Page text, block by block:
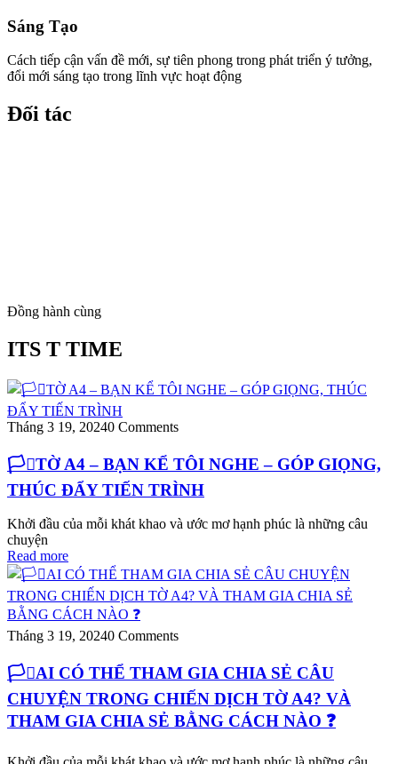
Sáng Tạo
Cách tiếp cận vấn đề mới, sự tiên phong trong phát triển ý tưởng,
đổi mới sáng tạo trong lĩnh vực hoạt động
Đối tác
Đồng hành cùng
ITS T TIME
Tháng 3 19, 20240 Comments
🏳️‍⚧️TỜ A4 – BẠN KỂ TÔI NGHE – GÓP GIỌNG,
THÚC ĐẨY TIẾN TRÌNH
Khởi đầu của mỗi khát khao và ước mơ hạnh phúc là những câu
chuyện
Read more
Tháng 3 19, 20240 Comments
🏳️‍⚧️AI CÓ THỂ THAM GIA CHIA SẺ CÂU
CHUYỆN TRONG CHIẾN DỊCH TỜ A4? VÀ
THAM GIA CHIA SẺ BẰNG CÁCH NÀO ❓